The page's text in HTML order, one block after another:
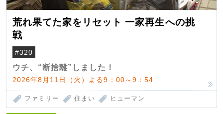
荒れ果てた家をリセット 一家再生への挑
戦
#320
ウチ、“断捨離”しました！
2026年8月11日（火）よる9：00～9：54
ファミリー 住まい ヒューマン